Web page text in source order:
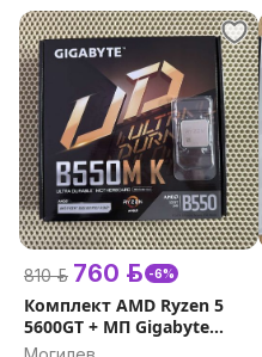
810 р. 760 р. -6%
Комплект AMD Ryzen 5
5600GT + МП Gigabyte
B550M K